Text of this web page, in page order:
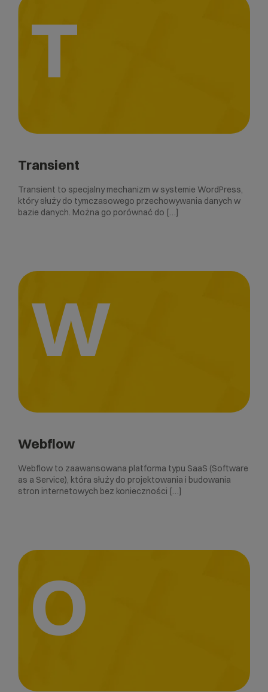
T
Transient
Transient to specjalny mechanizm w systemie WordPress,
który służy do tymczasowego przechowywania danych w
bazie danych. Można go porównać do […]
W
Webflow
Webflow to zaawansowana platforma typu SaaS (Software
as a Service), która służy do projektowania i budowania
stron internetowych bez konieczności […]
O